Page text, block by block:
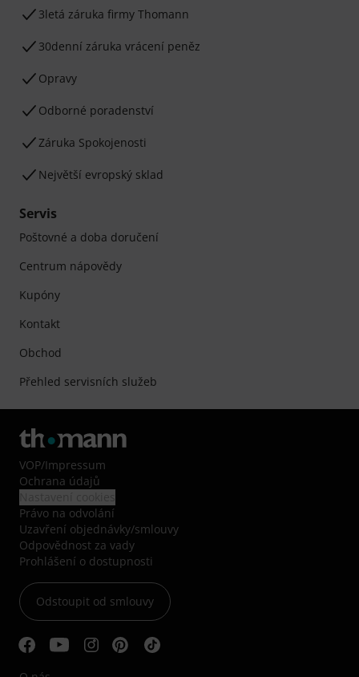
3letá záruka firmy Thomann
30denní záruka vrácení peněz
Opravy
Odborné poradenství
Záruka Spokojenosti
Největší evropský sklad
Servis
Poštovné a doba doručení
Centrum nápovědy
Kupóny
Kontakt
Obchod
Přehled servisních služeb
VOP/Impressum
Ochrana údajů
Právo na odvolání
Uzavření objednávky/smlouvy
Odpovědnost za vady
Prohlášení o dostupnosti
Odstoupit od smlouvy